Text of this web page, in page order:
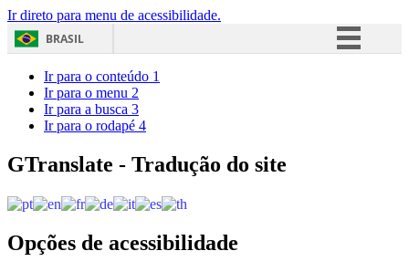
Ir direto para menu de acessibilidade.
BRASIL
Acesso à informação
Ir para o conteúdo 1
Ir para o menu 2
Ir para a busca 3
Ir para o rodapé 4
GTranslate - Tradução do site
Opções de acessibilidade